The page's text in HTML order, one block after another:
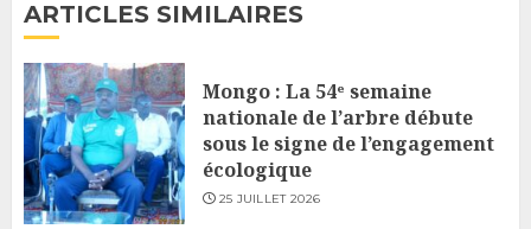
ARTICLES SIMILAIRES
Mongo : La 54ᵉ semaine
nationale de l’arbre débute
sous le signe de l’engagement
écologique
25 JUILLET 2026